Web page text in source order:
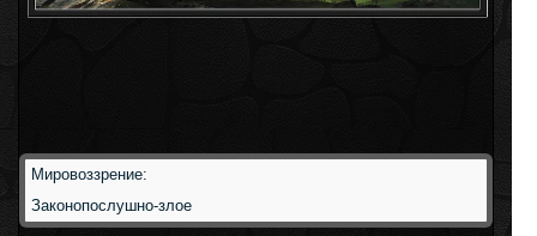
Мировоззрение:
Законопослушно-злое